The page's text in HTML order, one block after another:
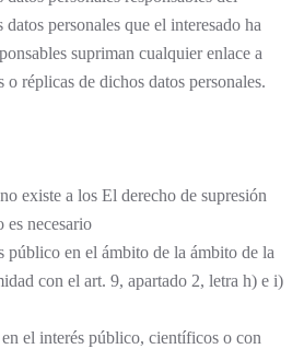
personales que el interesado ha
supriman cualquier enlace a
o réplicas de dichos datos personales.
existe a los El derecho de supresión
es necesario
público en el ámbito de la ámbito de la
con el art. 9, apartado 2, letra h) e i)
el interés público, científicos o con